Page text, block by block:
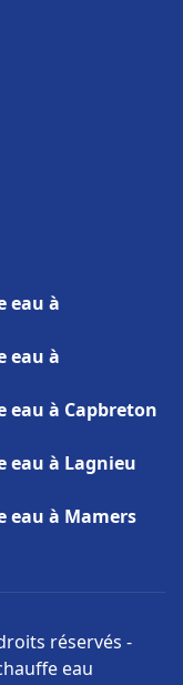
eau à
eau à
à Capbreton
eau à Lagnieu
eau à Mamers
réservés -
eau